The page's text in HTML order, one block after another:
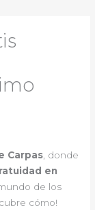
Carpas, donde
en
de los
cómo!